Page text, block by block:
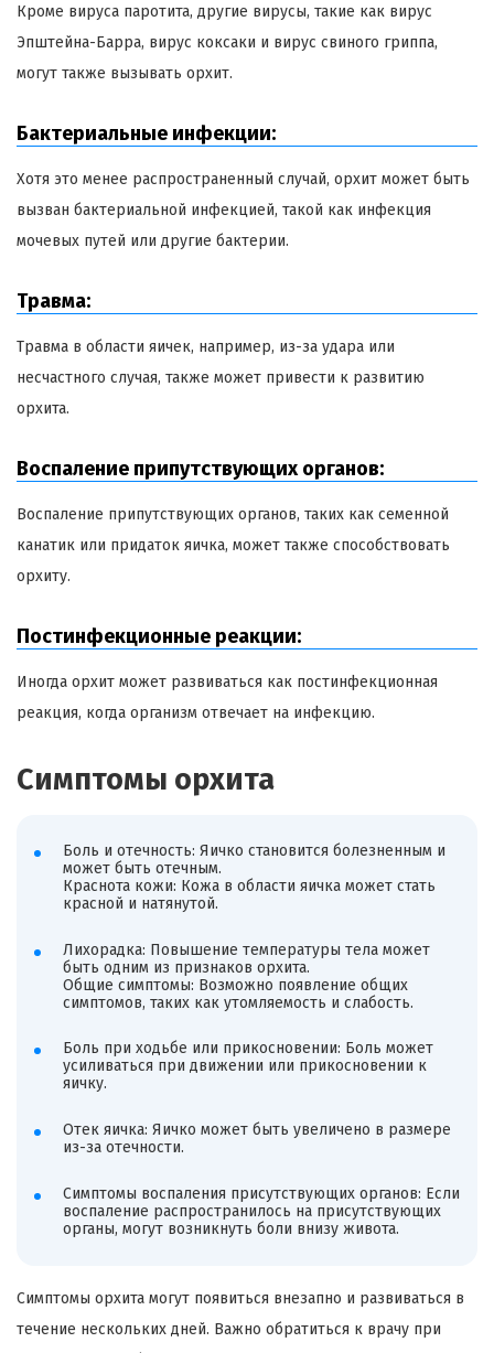
Кроме вируса паротита, другие вирусы, такие как вирус
Эпштейна-Барра, вирус коксаки и вирус свиного гриппа,
могут также вызывать орхит.
Бактериальные инфекции:
Хотя это менее распространенный случай, орхит может быть
вызван бактериальной инфекцией, такой как инфекция
мочевых путей или другие бактерии.
Травма:
Травма в области яичек, например, из-за удара или
несчастного случая, также может привести к развитию
орхита.
Воспаление припутствующих органов:
Воспаление припутствующих органов, таких как семенной
канатик или придаток яичка, может также способствовать
орхиту.
Постинфекционные реакции:
Иногда орхит может развиваться как постинфекционная
реакция, когда организм отвечает на инфекцию.
Симптомы орхита
Боль и отечность: Яичко становится болезненным и
может быть отечным.
Краснота кожи: Кожа в области яичка может стать
красной и натянутой.
Лихорадка: Повышение температуры тела может
быть одним из признаков орхита.
Общие симптомы: Возможно появление общих
симптомов, таких как утомляемость и слабость.
Боль при ходьбе или прикосновении: Боль может
усиливаться при движении или прикосновении к
яичку.
Отек яичка: Яичко может быть увеличено в размере
из-за отечности.
Симптомы воспаления присутствующих органов: Если
воспаление распространилось на присутствующих
органы, могут возникнуть боли внизу живота.
Симптомы орхита могут появиться внезапно и развиваться в
течение нескольких дней. Важно обратиться к врачу при